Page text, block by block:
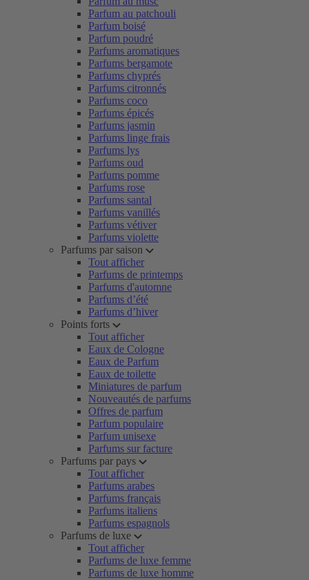
Parfum au patchouli
Parfum boisé
Parfum poudré
Parfums aromatiques
Parfums bergamote
Parfums chyprés
Parfums citronnés
Parfums coco
Parfums épicés
Parfums jasmin
Parfums linge frais
Parfums lys
Parfums oud
Parfums pomme
Parfums rose
Parfums santal
Parfums vanillés
Parfums vétiver
Parfums violette
Parfums par saison
Tout afficher
Parfums de printemps
Parfums d'automne
Parfums d’été
Parfums d’hiver
Points forts
Tout afficher
Eaux de Cologne
Eaux de Parfum
Eaux de toilette
Miniatures de parfum
Nouveautés de parfums
Offres de parfum
Parfum populaire
Parfum unisexe
Parfums sur facture
Parfums par pays
Tout afficher
Parfums arabes
Parfums français
Parfums italiens
Parfums espagnols
Parfums de luxe
Tout afficher
Parfums de luxe femme
Parfums de luxe homme